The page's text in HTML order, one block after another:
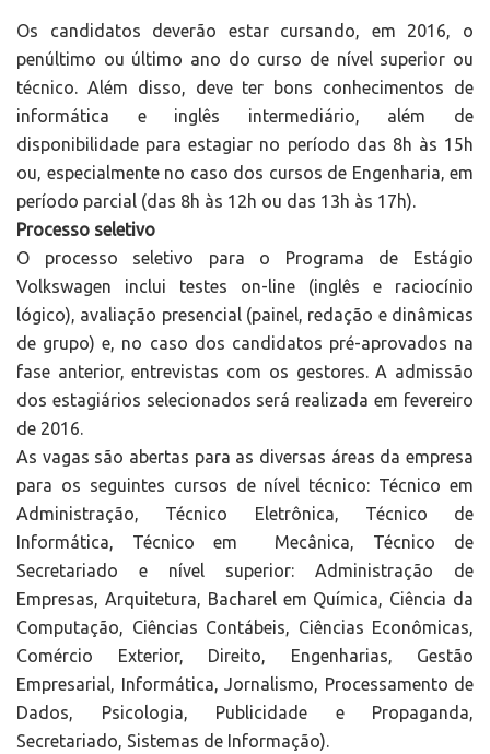
Os candidatos deverão estar cursando, em 2016, o
penúltimo ou último ano do curso de nível superior ou
técnico. Além disso, deve ter bons conhecimentos de
informática e inglês intermediário, além de
disponibilidade para estagiar no período das 8h às 15h
ou, especialmente no caso dos cursos de Engenharia, em
período parcial (das 8h às 12h ou das 13h às 17h).
Processo seletivo
O processo seletivo para o Programa de Estágio
Volkswagen inclui testes on-line (inglês e raciocínio
lógico), avaliação presencial (painel, redação e dinâmicas
de grupo) e, no caso dos candidatos pré-aprovados na
fase anterior, entrevistas com os gestores. A admissão
dos estagiários selecionados será realizada em fevereiro
de 2016.
As vagas são abertas para as diversas áreas da empresa
para os seguintes cursos de nível técnico: Técnico em
Administração, Técnico Eletrônica, Técnico de
Informática, Técnico em Mecânica, Técnico de
Secretariado e nível superior: Administração de
Empresas, Arquitetura, Bacharel em Química, Ciência da
Computação, Ciências Contábeis, Ciências Econômicas,
Comércio Exterior, Direito, Engenharias, Gestão
Empresarial, Informática, Jornalismo, Processamento de
Dados, Psicologia, Publicidade e Propaganda,
Secretariado, Sistemas de Informação).